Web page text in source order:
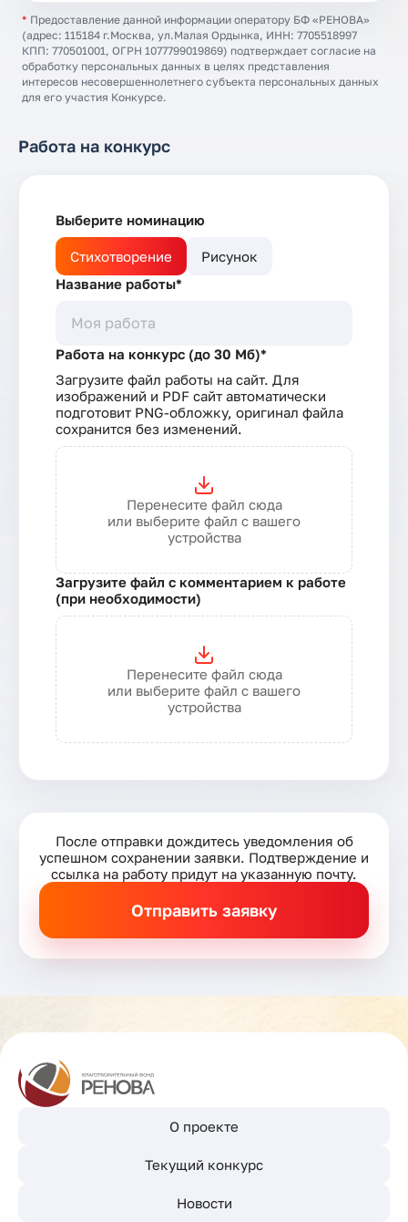
* Предоставление данной информации оператору БФ «РЕНОВА»
(адрес: 115184 г.Москва, ул.Малая Ордынка, ИНН: 7705518997
КПП: 770501001, ОГРН 1077799019869) подтверждает согласие на
обработку персональных данных в целях представления
интересов несовершеннолетнего субъекта персональных данных
для его участия Конкурсе.
Работа на конкурс
Выберите номинацию
Стихотворение
Рисунок
Название работы*
Работа на конкурс (до 30 Мб)*
Загрузите файл работы на сайт. Для
изображений и PDF сайт автоматически
подготовит PNG-обложку, оригинал файла
сохранится без изменений.
Перенесите файл сюда
или выберите файл с вашего
устройства
Загрузите файл с комментарием к работе
(при необходимости)
Перенесите файл сюда
или выберите файл с вашего
устройства
После отправки дождитесь уведомления об
успешном сохранении заявки. Подтверждение и
ссылка на работу придут на указанную почту.
О проекте
Текущий конкурс
Новости